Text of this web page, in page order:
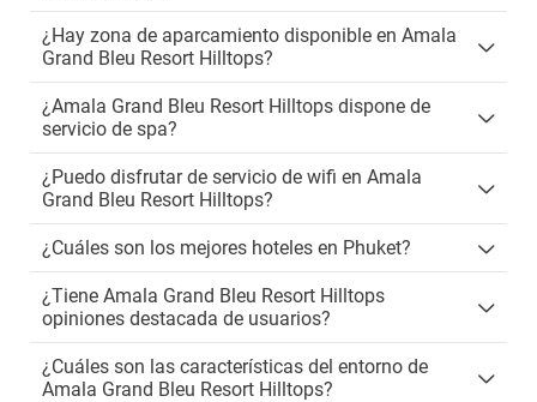
¿Hay zona de aparcamiento disponible en Amala
Grand Bleu Resort Hilltops?
¿Amala Grand Bleu Resort Hilltops dispone de
servicio de spa?
¿Puedo disfrutar de servicio de wifi en Amala
Grand Bleu Resort Hilltops?
¿Cuáles son los mejores hoteles en Phuket?
¿Tiene Amala Grand Bleu Resort Hilltops
opiniones destacada de usuarios?
¿Cuáles son las características del entorno de
Amala Grand Bleu Resort Hilltops?